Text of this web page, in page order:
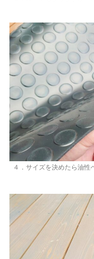
４．サイズを決めたら油性